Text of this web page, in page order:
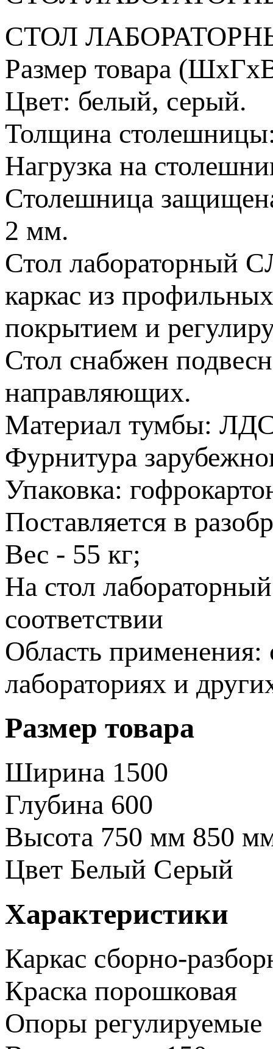
СТОЛ
Размер товара
Цвет: белый, серый.
Толщина
Нагрузка на
Столешница
2 мм.
Стол лабораторный
каркас из
покрытием и
Стол снабжен
направляющих.
Материал тумбы:
Фурнитура
Упаковка:
Поставляется в
Вес - 55 кг;
На стол
соответствии
Область применения:
лабораториях и
Размер товара
Ширина 1500
Глубина 600
Высота 750 мм 850
Цвет Белый Серый
Характеристики
Каркас сборно-
Краска порошковая
Опоры регулируемые